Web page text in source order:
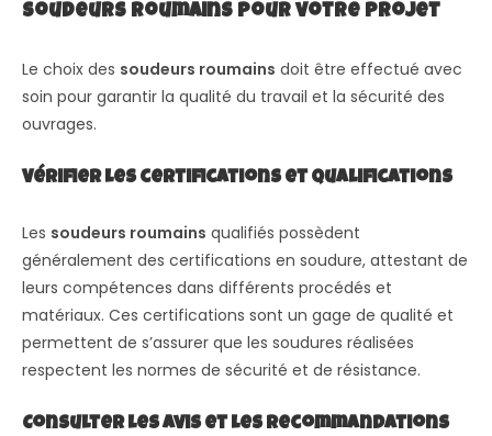
soudeurs roumains pour votre projet
Le choix des soudeurs roumains doit être effectué avec
soin pour garantir la qualité du travail et la sécurité des
ouvrages.
Vérifier les certifications et qualifications
Les soudeurs roumains qualifiés possèdent
généralement des certifications en soudure, attestant de
leurs compétences dans différents procédés et
matériaux. Ces certifications sont un gage de qualité et
permettent de s’assurer que les soudures réalisées
respectent les normes de sécurité et de résistance.
Consulter les avis et les recommandations